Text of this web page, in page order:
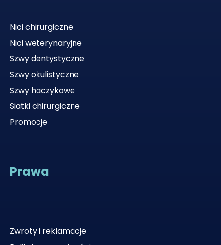
Nici chirurgiczne
Nici weterynaryjne
Szwy dentystyczne
Szwy okulistyczne
Szwy haczykowe
Siatki chirurgiczne
Promocje
Prawa
Zwroty i reklamacje